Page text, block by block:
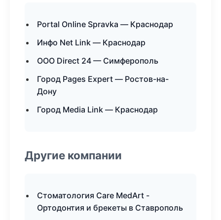
Portal Online Spravka — Краснодар
Инфо Net Link — Краснодар
ООО Direct 24 — Симферополь
Город Pages Expert — Ростов-на-
Дону
Город Media Link — Краснодар
Другие компании
Стоматология Care MedArt -
Ортодонтия и брекеты в Ставрополь